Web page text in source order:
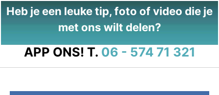
Heb je een leuke tip, foto of video die je
met ons wilt delen?
APP ONS! T. 06 - 574 71 321